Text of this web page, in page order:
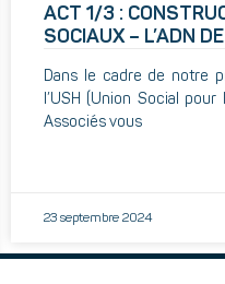
ACT 1/3 :
SOCIAUX – L’ADN
Dans le cadre de notre
l’USH (Union Social pour
Associés vous
23 septembre 2024